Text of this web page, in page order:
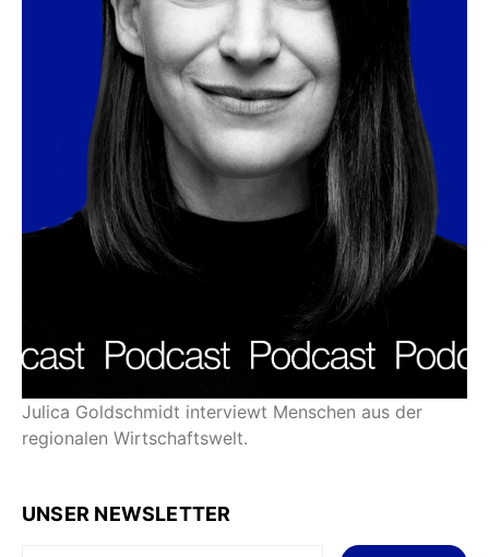
Julica Goldschmidt interviewt Menschen aus der
regionalen Wirtschaftswelt.
UNSER NEWSLETTER